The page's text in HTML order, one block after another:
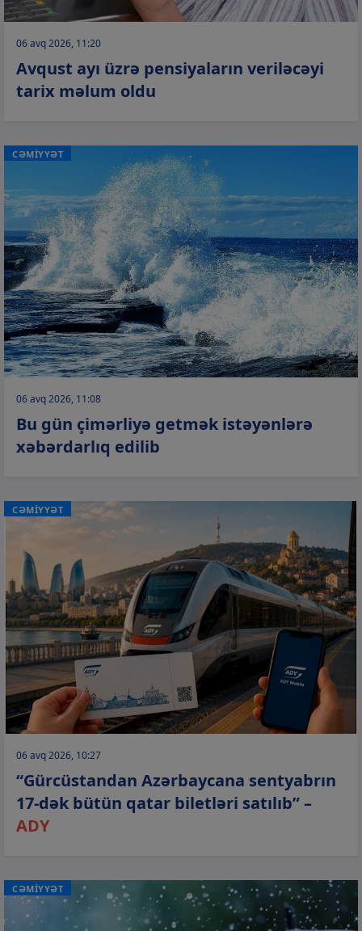
06 avq 2026, 11:20
Avqust ayı üzrə pensiyaların veriləcəyi
tarix məlum oldu
CƏMİYYƏT
06 avq 2026, 11:08
Bu gün çimərliyə getmək istəyənlərə
xəbərdarlıq edilib
CƏMİYYƏT
06 avq 2026, 10:27
“Gürcüstandan Azərbaycana sentyabrın
17-dək bütün qatar biletləri satılıb” –
ADY
CƏMİYYƏT